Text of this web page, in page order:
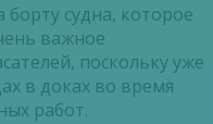
судна, которое
важное
поскольку уже
в доках во время
работ.